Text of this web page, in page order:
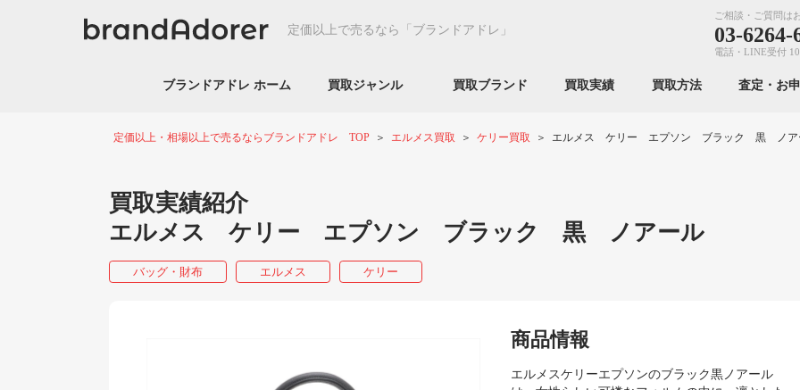
定価以上で売るなら 「ブランドアドレ」
ご相談・ご質問は
03-6264-
電話・LINE受付
ブランドアドレ ホーム 買取ジャンル 買取ブランド 買取実績 買取方法 査定・お
定価以上・相場以上で売るならブランドアドレ TOP エルメス買取 ケリー買取 エルメス ケリー エプソン ブラック 黒 ノア
買取実績紹介
エルメス ケリー エプソン ブラック 黒 ノアール
バッグ・財布 エルメス ケリー
商品情報
エルメスケリーエプソンのブラック黒ノアール